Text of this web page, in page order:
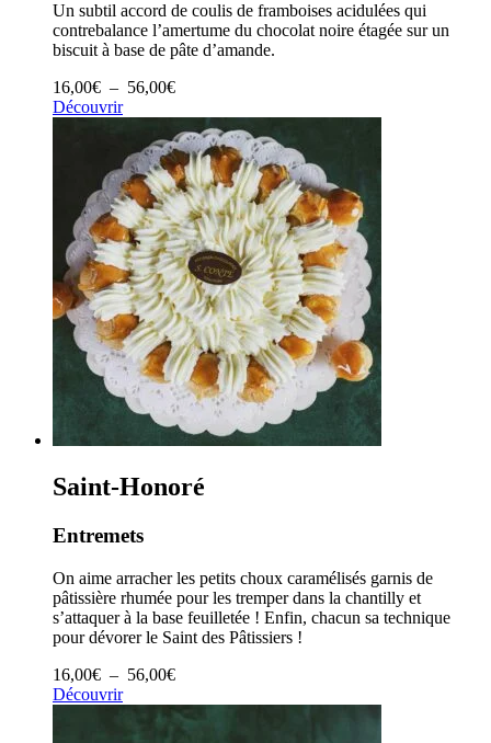
Un subtil accord de coulis de framboises acidulées qui
contrebalance l’amertume du chocolat noire étagée sur un
biscuit à base de pâte d’amande.
16,00€ – 56,00€Plage
prix :
16,00€
à
56,00€
Découvrir
Saint-Honoré
Entremets
On aime arracher les petits choux caramélisés garnis de
pâtissière rhumée pour les tremper dans la chantilly et
s’attaquer à la base feuilletée ! Enfin, chacun sa technique
pour dévorer le Saint des Pâtissiers !
16,00€ – 56,00€Plage
prix :
16,00€
Découvrir